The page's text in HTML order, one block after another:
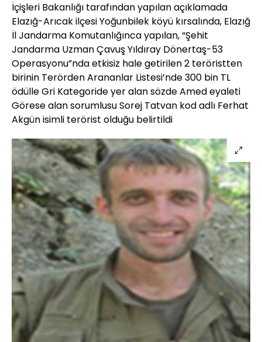
İçişleri Bakanlığı tarafından yapılan açıklamada
Elazığ-Arıcak ilçesi Yoğunbilek köyü kırsalında, Elazığ
İl Jandarma Komutanlığınca yapılan, “Şehit
Jandarma Uzman Çavuş Yıldıray Dönertaş-53
Operasyonu”nda etkisiz hale getirilen 2 teröristten
birinin Terörden Arananlar Listesi’nde 300 bin TL
ödülle Gri Kategoride yer alan sözde Amed eyaleti
Görese alan sorumlusu Sorej Tatvan kod adlı Ferhat
Akgün isimli terörist olduğu belirtildi